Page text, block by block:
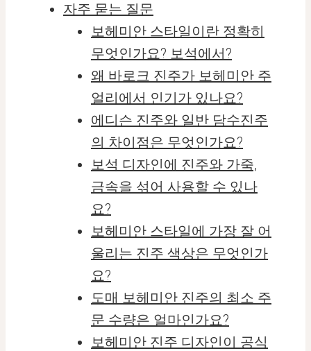
자주 묻는 질문
보헤미안 스타일이란 정확히
무엇인가요? 보석에서?
왜 바로크 진주가 보헤미안 주
얼리에서 인기가 있나요?
에디슨 진주와 일반 담수진주
의 차이점은 무엇인가요?
보석 디자인에 진주와 가죽,
금속을 섞어 사용할 수 있나
요?
보헤미안 스타일에 가장 잘 어
울리는 진주 색상은 무엇인가
요?
도매 보헤미안 진주의 최소 주
문 수량은 얼마인가요?
보헤미안 진주 디자인이 공식